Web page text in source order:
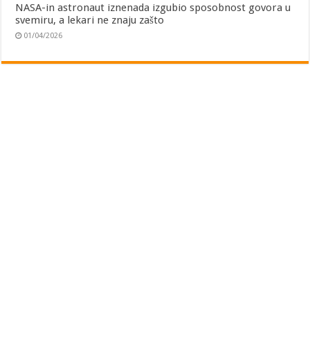
NASA-in astronaut iznenada izgubio sposobnost govora u
svemiru, a lekari ne znaju zašto
01/04/2026